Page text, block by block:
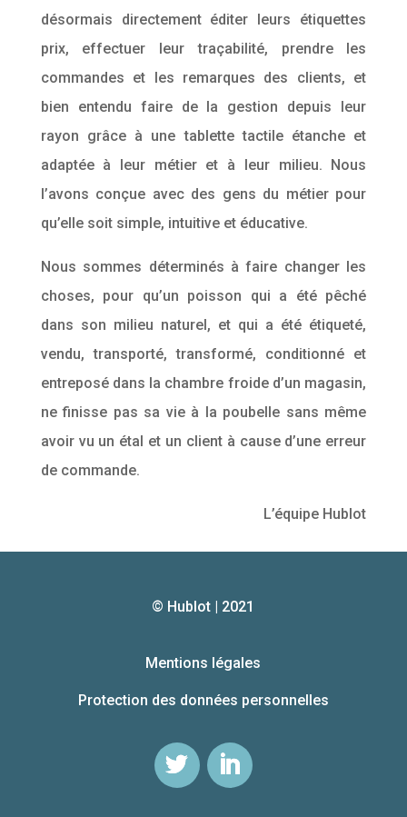
désormais directement éditer leurs étiquettes
prix, effectuer leur traçabilité, prendre les
commandes et les remarques des clients, et
bien entendu faire de la gestion depuis leur
rayon grâce à une tablette tactile étanche et
adaptée à leur métier et à leur milieu. Nous
l’avons conçue avec des gens du métier pour
qu’elle soit simple, intuitive et éducative.
Nous sommes déterminés à faire changer les
choses, pour qu’un poisson qui a été pêché
dans son milieu naturel, et qui a été étiqueté,
vendu, transporté, transformé, conditionné et
entreposé dans la chambre froide d’un magasin,
ne finisse pas sa vie à la poubelle sans même
avoir vu un étal et un client à cause d’une erreur
de commande.
L’équipe Hublot
© Hublot | 2021
Mentions légales
Protection des données personnelles